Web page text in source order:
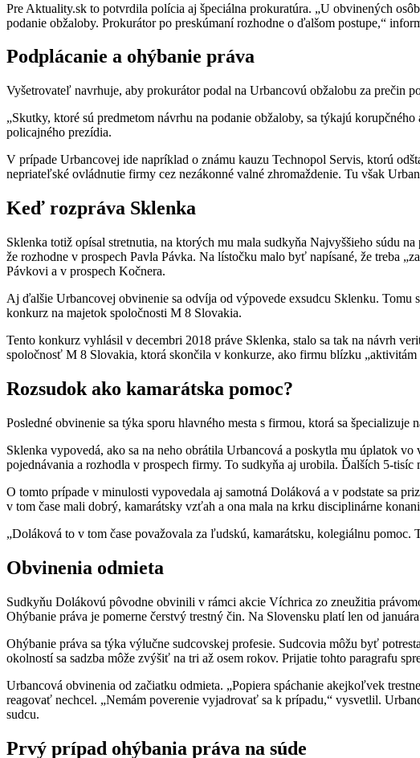
Pre Aktuality.sk to potvrdila polícia aj špeciálna prokuratúra. „U obvinených
podanie obžaloby. Prokurátor po preskúmaní rozhodne o ďalšom postupe,“
Podplácanie a ohýbanie práva
Vyšetrovateľ navrhuje, aby prokurátor podal na Urbancovú obžalobu za prečin
„Skutky, ktoré sú predmetom návrhu na podanie obžaloby, sa týkajú
policajného prezídia.
V prípade Urbancovej ide napríklad o známu kauzu Technopol Servis, ktorú
nepriateľské ovládnutie firmy cez nezákonné valné zhromaždenie. Tu však
Keď rozpráva Sklenka
Sklenka totiž opísal stretnutia, na ktorých mu mala sudkyňa Najvyššieho súdu
že rozhodne v prospech Pavla Pávka. Na lístočku malo byť napísané, že treba
Pávkovi a v prospech Kočnera.
Aj ďalšie Urbancovej obvinenie sa odvíja od výpovede exsudcu Sklenku.
konkurz na majetok spoločnosti M 8 Slovakia.
Tento konkurz vyhlásil v decembri 2018 práve Sklenka, stalo sa tak na návrh
spoločnosť M 8 Slovakia, ktorá skončila v konkurze, ako firmu blízku
Rozsudok ako kamarátska pomoc?
Posledné obvinenie sa týka sporu hlavného mesta s firmou, ktorá sa
Sklenka vypovedá, ako sa na neho obrátila Urbancová a poskytla mu úplatok
pojednávania a rozhodla v prospech firmy. To sudkyňa aj urobila. Ďalších 5-
O tomto prípade v minulosti vypovedala aj samotná Doláková a v podstate sa
v tom čase mali dobrý, kamarátsky vzťah a ona mala na krku disciplinárne
„Doláková to v tom čase považovala za ľudskú, kamarátsku, kolegiálnu
Obvinenia odmieta
Sudkyňu Dolákovú pôvodne obvinili v rámci akcie Víchrica zo zneužitia
Ohýbanie práva je pomerne čerstvý trestný čin. Na Slovensku platí len od
Ohýbanie práva sa týka výlučne sudcovskej profesie. Sudcovia môžu byť
okolností sa sadzba môže zvýšiť na tri až osem rokov. Prijatie tohto paragrafu
Urbancová obvinenia od začiatku odmieta. „Popiera spáchanie akejkoľvek
reagovať nechcel. „Nemám poverenie vyjadrovať sa k prípadu,“ vysvetlil.
sudcu.
Prvý prípad ohýbania práva na súde